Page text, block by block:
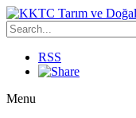
RSS
Menu